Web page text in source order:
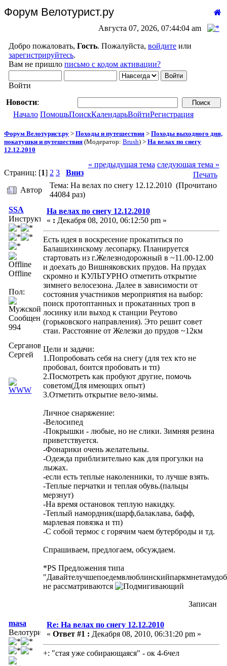
Форум Велотурист.ру
Августа 07, 2026, 07:44:04 am
Добро пожаловать, Гость. Пожалуйста, войдите или
зарегистрируйтесь.
Вам не пришло письмо с кодом активации?
Войти
Новости:
Начало ПомощьПоискКалендарьВойтиРегистрация
Форум Велотурист.ру > Походы и путешествия > Походы выходного дня,
покатушки и путешествия (Модератор: Brush) > На велах по снегу
12.12.2010
Страниц: [1] 2 3 Вниз
« предыдущая тема следующая тема »
Печать
Автор
Тема: На велах по снегу 12.12.2010 (Прочитано
44084 раз)
SSA
Инструктор
Offline
Пол:
Сообщений:
994
Серганов
Сергей
На велах по снегу 12.12.2010
« : Декабря 08, 2010, 06:12:50 pm »
Есть идея в воскресение прокатиться по
Балашихинскому лесопарку. Планируется
стартовать из г.Железнодорожный в ~11.00-12.00
и доехать до Вишняковских прудов. На прудах
скромно и КУЛЬТУРНО отметить открытие
зимнего велосезона. Далее в зависимости от
состояния участников мероприятия на выбор:
поиск протоптанных и прокатанных троп в
лосинку или выход к станции Реутово
(горьковского направления). Это решит совет
стаи. Расстояние от Железки до прудов ~12км
Цели и задачи:
1.Попробовать себя на снегу (для тех кто не
пробовал, боится пробовать и тп)
2.Посмотреть как пробуют другие, помочь
советом(Для имеющих опыт)
3.Отметить открытие вело-зимы.
Личное снаряжение:
-Велосипед
-Покрышки - любые, но не слики. Зимняя резина
приветствуется.
-Фонарики очень желательны.
-Одежда приблизительно как для прогулки на
лыжах.
-если есть теплые наколенники, то лучше взять.
-Теплые перчатки и теплая обувь.(пальцы
мерзнут)
-На время остановок теплую накидку.
-Теплый намордник(шарф,балаклава, бафф,
марлевая повязка и тп)
-С собой термос с горячим чаем бутерброды и тд.
Спрашиваем, предлогаем, обсуждаем.
*PS Предложения типа
не рассматриваются
Записан
masa
Велотурист
Re: На велах по снегу 12.12.2010
« Ответ #1 : Декабря 08, 2010, 06:31:20 pm »
+: "стая уже собирающаяся" - ок 4-6чел